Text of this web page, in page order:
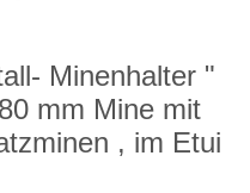
Minenhalter "
mm Mine mit
, im Etui